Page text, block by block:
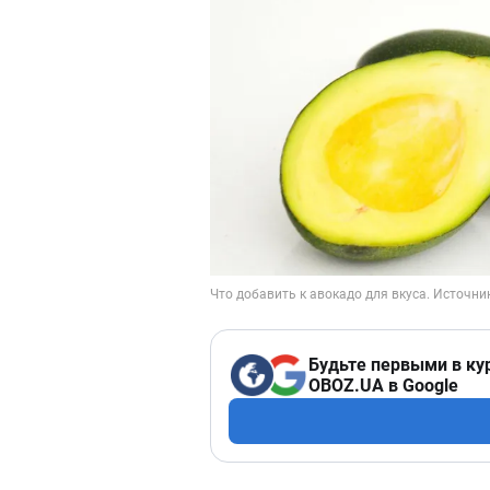
Будьте первыми в
OBOZ.UA в Google